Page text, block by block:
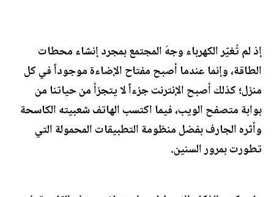
إذ لم تُغيّر الكهرباء وجهَ المجتمع بمجرد إنشاء محطات
الطاقة، وإنما عندما أصبح مفتاح الإضاءة موجوداً في كل
منزل؛ كذلك أصبح الإنترنت جزءاً لا يتجزأ من حياتنا من
بوابة متصفح الويب، فيما اكتسب الهاتف شعبيته الكاسحة
وأثره الجارف بفضل منظومة التطبيقات المحمولة التي
تطورت بمرور السنين.